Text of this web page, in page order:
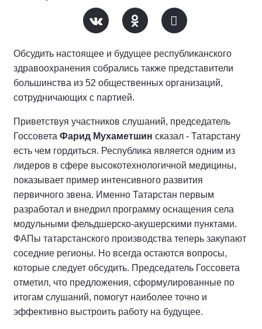
Обсудить настоящее и будущее республиканского
здравоохранения собрались также представители
большинства из 52 общественных организаций,
сотрудничающих с партией.
Приветствуя участников слушаний, председатель
Госсовета Фарид Мухаметшин сказал - Татарстану
есть чем гордиться. Республика является одним из
лидеров в сфере высокотехнологичной медицины,
показывает пример интенсивного развития
первичного звена. Именно Татарстан первым
разработал и внедрил программу оснащения села
модульными фельдшерско-акушерскими пунктами.
ФАПы татарстанского производства теперь закупают
соседние регионы. Но всегда остаются вопросы,
которые следует обсудить. Председатель Госсовета
отметил, что предложения, сформулированные по
итогам слушаний, помогут наиболее точно и
эффективно выстроить работу на будущее.